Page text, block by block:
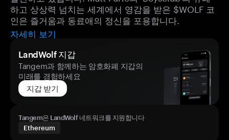
하고 상상력 넘치는 세계에서 영감을 받은 $WOLF 코
인은 즐거움과 동료애의 정신을 포용합니다.
자세히 보기
LandWolf 지갑
Tangem과 함께하는 암호화폐 지갑의
미래를 경험하세요
지갑 받기
Tangem은 LandWolf 네트워크를 지원합니다
Ethereum